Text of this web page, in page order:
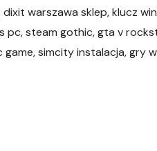
warszawa sklep, klucz
pc, steam gothic, gta v
simcity instalacja, gry